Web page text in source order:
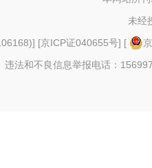
未经
] [京ICP证040655号] [
违法和不良信息举报电话：